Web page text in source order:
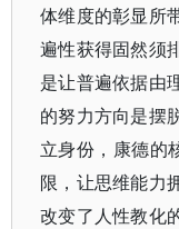
体维度的彰显所
遍性获得固然须
是让普遍依据由
的努力方向是摆
立身份，康德的
限，让思维能力
改变了人性教化